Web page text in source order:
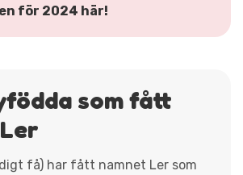
för 2024 här!
som fått
få) har fått namnet Ler som